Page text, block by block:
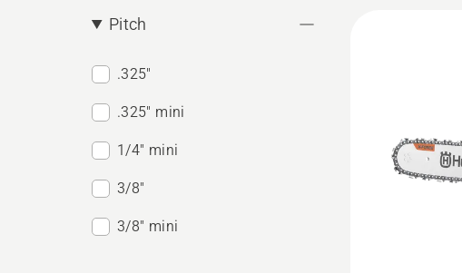
Pitch
.325"
.325" mini
1/4" mini
3/8"
3/8" mini